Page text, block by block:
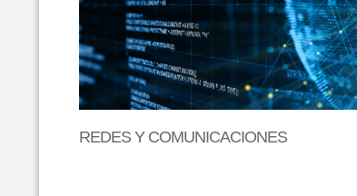
REDES Y COMUNICACIONES